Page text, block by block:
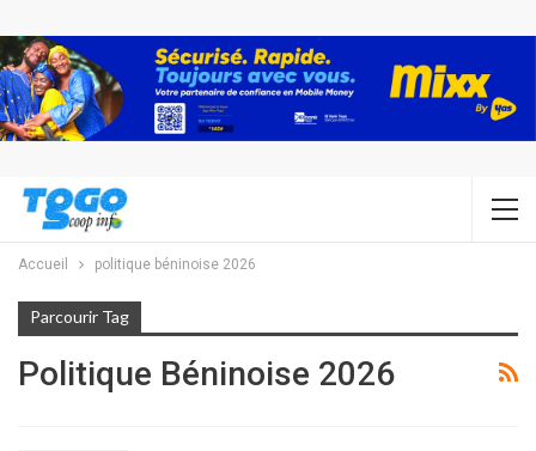
Accueil politique béninoise 2026
Parcourir Tag
Politique Béninoise 2026